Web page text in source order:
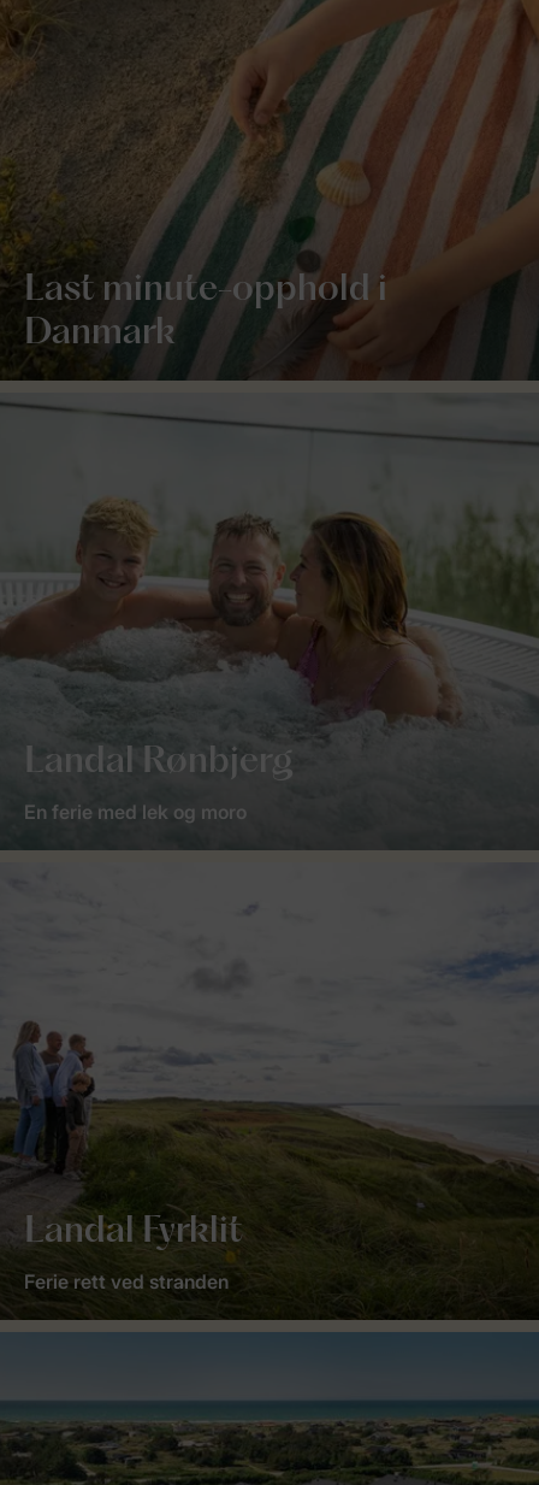
Last minute-opphold i
Danmark
Landal Rønbjerg
En ferie med lek og moro
Landal Fyrklit
Ferie rett ved stranden